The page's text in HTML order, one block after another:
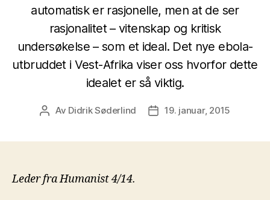
automatisk er rasjonelle, men at de ser
rasjonalitet – vitenskap og kritisk
undersøkelse – som et ideal. Det nye ebola-
utbruddet i Vest-Afrika viser oss hvorfor dette
idealet er så viktig.
Innleggsforfatter
Av Didrik Søderlind Publiseringsdato
19. januar, 2015
Leder fra Humanist 4/14.